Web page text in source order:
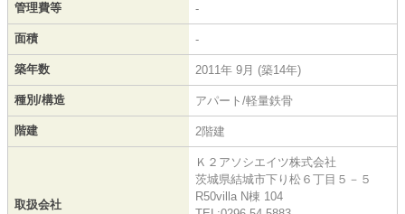
管理費等 -
面積 -
築年数 2011年 9月 (築14年)
種別/構造 アパート/軽量鉄骨
階建 2階建
取扱会社
Ｋ２アソシエイツ株式会社
茨城県結城市下り松６丁目５－５
R50villa N棟 104